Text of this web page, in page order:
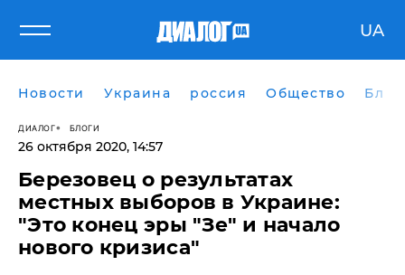
UA
Новости Украина россия Общество
ДИАЛОГ БЛОГИ
26 октября 2020, 14:57
Березовец о результатах
местных выборов в Украине:
"Это конец эры "Зе" и начало
нового кризиса"